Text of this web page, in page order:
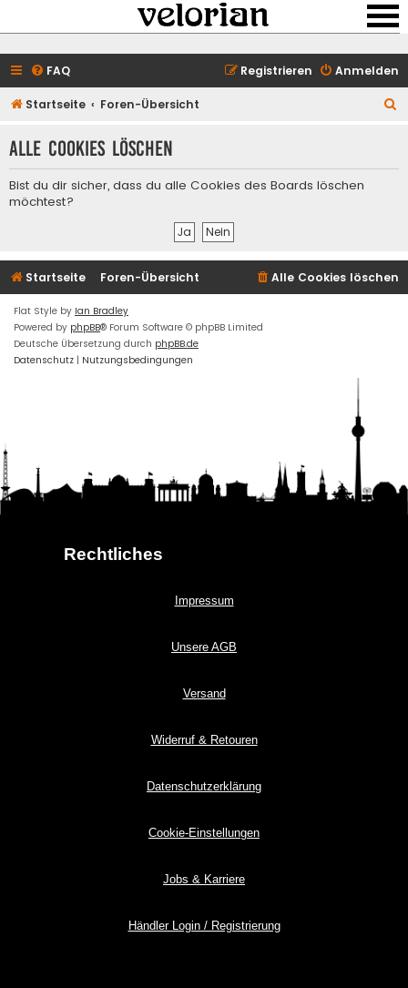
FAQ Anmelden
Registrieren
Startseite Foren-Übersicht
h
Alle Cookies löschen
Bist du dir sicher, dass du alle Cookies des Boards löschen
möchtest?
Startseite Foren-Übersicht Alle Cookies löschen
Flat Style by Ian Bradley
Powered by phpBB® Forum Software © phpBB Limited
Deutsche Übersetzung durch phpBB.de
Datenschutz | Nutzungsbedingungen
Rechtliches
Impressum
Unsere AGB
Versand
Widerruf & Retouren
Datenschutzerklärung
Cookie-Einstellungen
Jobs & Karriere
Händler Login / Registrierung